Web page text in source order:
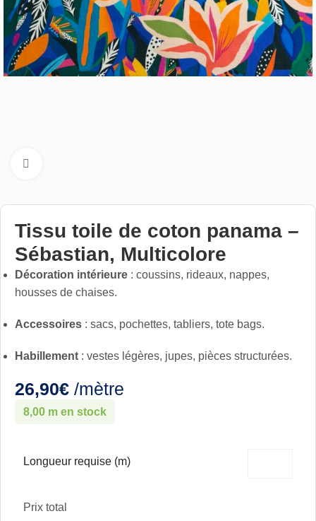
Tissu toile de coton panama –
Sébastian, Multicolore
Décoration intérieure : coussins, rideaux, nappes,
housses de chaises.
Accessoires : sacs, pochettes, tabliers, tote bags.
Habillement : vestes légères, jupes, pièces structurées.
26,90€ /mètre
8,00 m en stock
Longueur requise (m)
Prix total